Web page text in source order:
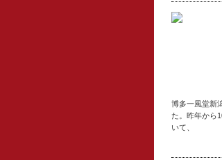
博多一風堂新
た。昨年から
いて、